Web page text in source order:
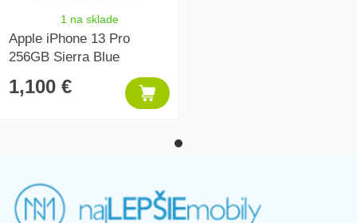
1 na sklade
Apple iPhone 13 Pro
256GB Sierra Blue
1,100 €